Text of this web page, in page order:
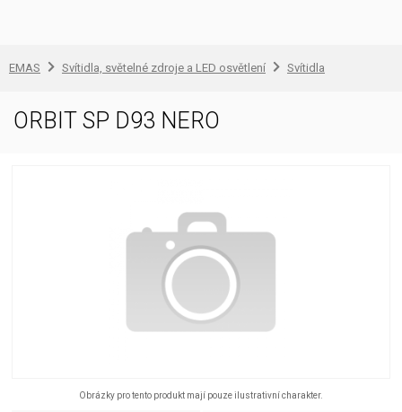
EMAS Svítidla, světelné zdroje a LED osvětlení Svítidla
ORBIT SP D93 NERO
Obrázky pro tento produkt mají pouze ilustrativní charakter.